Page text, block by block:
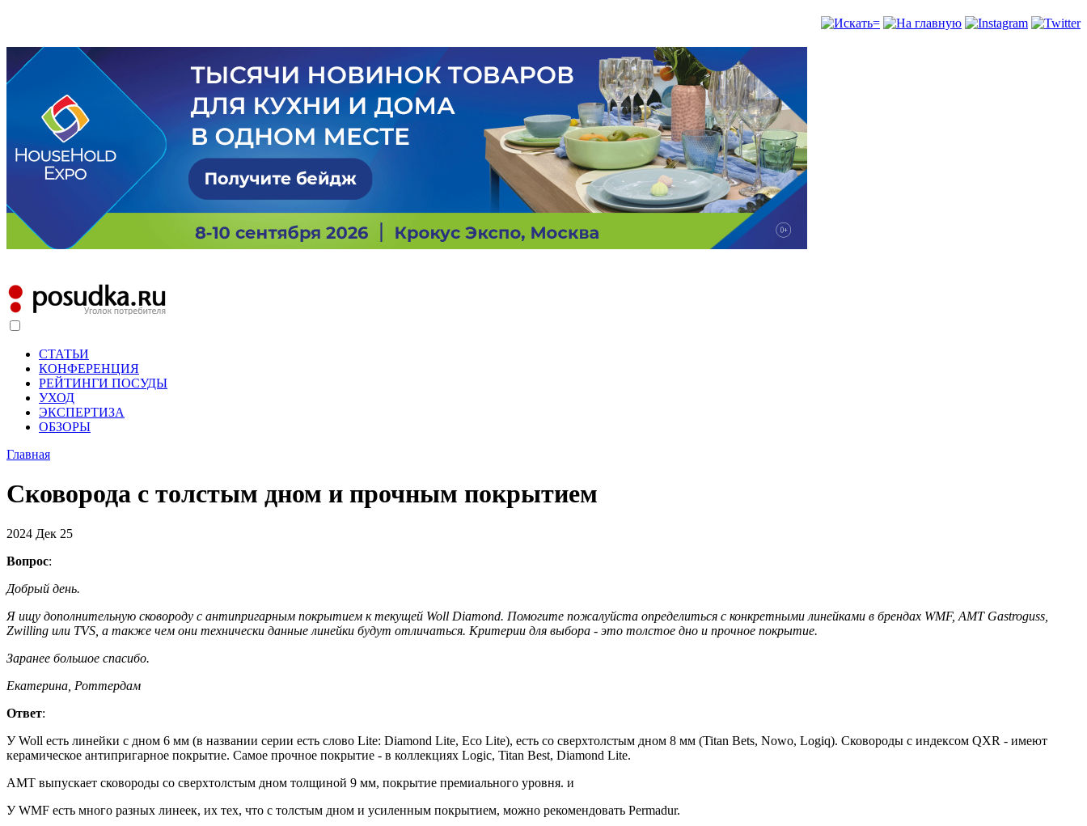
СТАТЬИ
КОНФЕРЕНЦИЯ
РЕЙТИНГИ ПОСУДЫ
УХОД
ЭКСПЕРТИЗА
ОБЗОРЫ
Главная
Сковорода с толстым дном и прочным покрытием
2024 Дек 25
Вопрос:
Добрый день.
Я ищу дополнительную сковороду с антипригарным покрытием к текущей Woll Diamond. Помогите пожалуйста определиться с конкретными линейками в брендах WMF, AMT Gastroguss,
Zwilling или TVS, а также чем они технически данные линейки будут отличаться. Критерии для выбора - это толстое дно и прочное покрытие.
Заранее большое спасибо.
Екатерина, Роттердам
Ответ:
У Woll есть линейки с дном 6 мм (в названии серии есть слово Lite: Diamond Lite, Eco Lite), есть со сверхтолстым дном 8 мм (Titan Bets, Nowo, Logiq). Сковороды с индексом QXR - имеют
керамическое антипригарное покрытие. Самое прочное покрытие - в коллекциях Logic, Titan Best, Diamond Lite.
AMT выпускает сковороды со сверхтолстым дном толщиной 9 мм, покрытие премиального уровня. и
У WMF есть много разных линеек, их тех, что с толстым дном и усиленным покрытием, можно рекомендовать Permadur.